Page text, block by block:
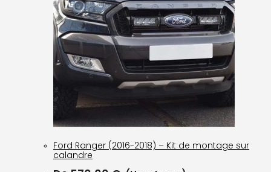
Ford Ranger (2016-2018) – Kit de montage sur
calandre